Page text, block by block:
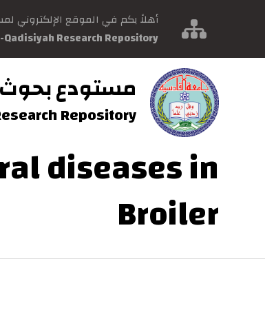
أهلاً بكم في الموقع الإلكتروني
Research Repository
مستودع
Repository
diseases in
Broiler